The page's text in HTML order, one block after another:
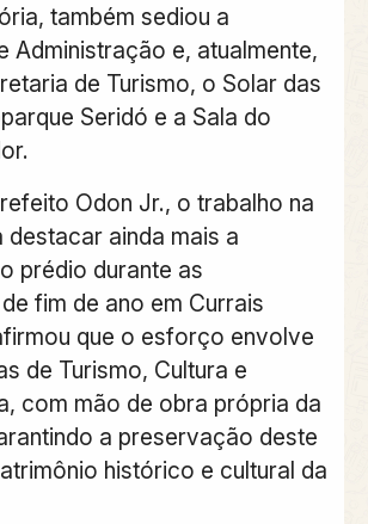
também sediou a
Administração e, atualmente,
de Turismo, o Solar das
Seridó e a Sala do
Odon Jr., o trabalho na
ainda mais a
prédio durante as
fim de ano em Currais
que o esforço envolve
de Turismo, Cultura e
com mão de obra própria da
a preservação deste
histórico e cultural da